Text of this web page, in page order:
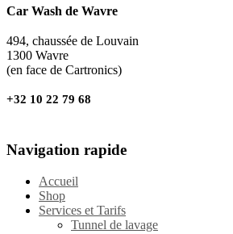
Car Wash de Wavre
494, chaussée de Louvain
1300 Wavre
(en face de Cartronics)
+32 10 22 79 68
Navigation rapide
Accueil
Shop
Services et Tarifs
Tunnel de lavage